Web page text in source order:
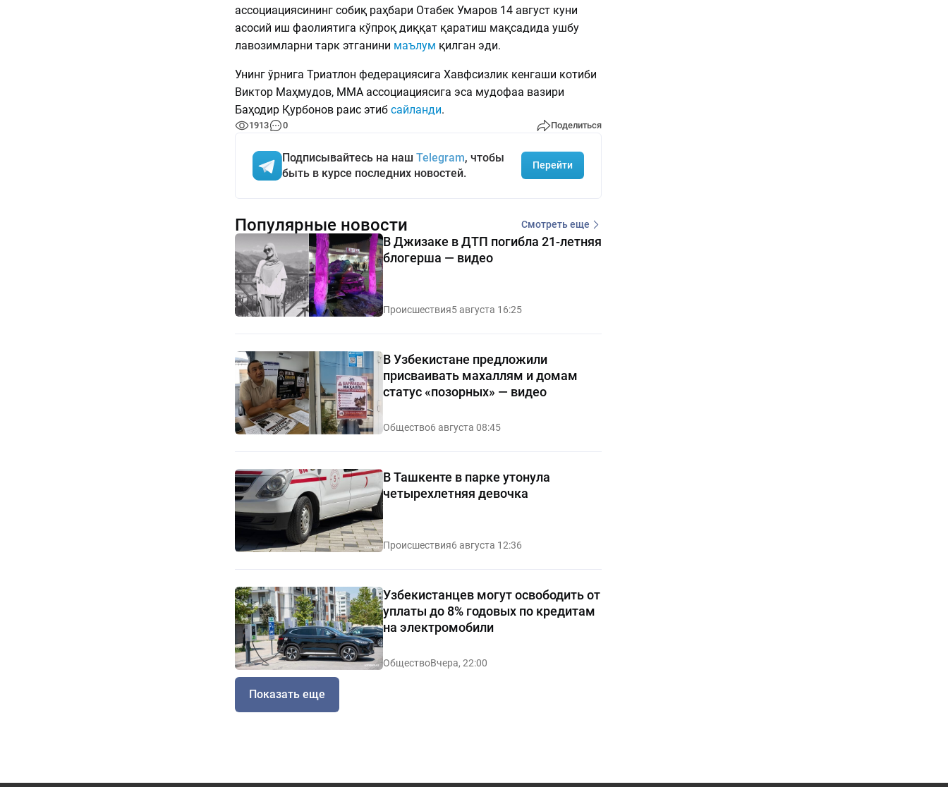
ассоциациясининг собиқ раҳбари Отабек Умаров 14 август куни
асосий иш фаолиятига кўпроқ диққат қаратиш мақсадида ушбу
лавозимларни тарк этганини маълум қилган эди.
Унинг ўрнига Триатлон федерациясига Хавфсизлик кенгаши котиби
Виктор Маҳмудов, MMA ассоциациясига эса мудофаа вазири
Баҳодир Қурбонов раис этиб сайланди.
1913 0 Поделиться
Подписывайтесь на наш Telegram, чтобы
быть в курсе последних новостей.
Перейти
Популярные новости Смотреть еще
В Джизаке в ДТП погибла 21-летняя
блогерша — видео
Происшествия5 августа 16:25
В Узбекистане предложили
присваивать махаллям и домам
статус «позорных» — видео
Общество6 августа 08:45
В Ташкенте в парке утонула
четырехлетняя девочка
Происшествия6 августа 12:36
Узбекистанцев могут освободить от
уплаты до 8% годовых по кредитам
на электромобили
ОбществоВчера, 22:00
Показать еще